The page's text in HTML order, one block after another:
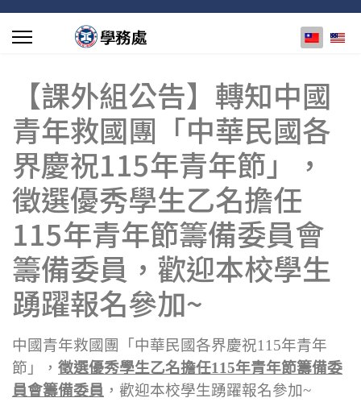
選擇你的
【課外組公告】轉知中國
青年救國團「中華民國各
界慶祝115年青年節」，
徵選優秀學生乙名擔任
115年青年節籌備委員會
籌備委員，歡迎本校學生
踴躍報名參加~
中國青年救國團「中華民國各界慶祝115年青年
節」， 徵選優秀學生乙名擔任115年青年節籌備委
員會籌備委員 ，歡迎本校學生踴躍報名參加~